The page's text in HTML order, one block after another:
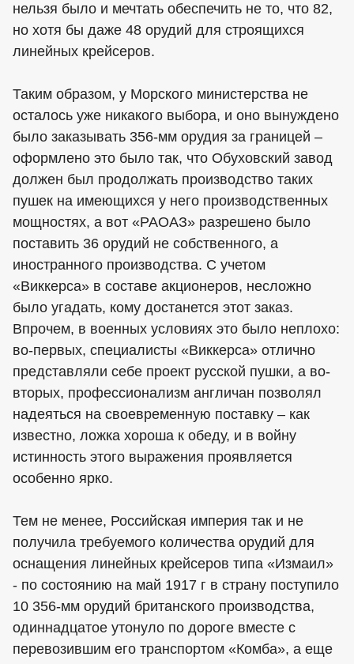
нельзя было и мечтать обеспечить не то, что 82,
но хотя бы даже 48 орудий для строящихся
линейных крейсеров.
Таким образом, у Морского министерства не
осталось уже никакого выбора, и оно вынуждено
было заказывать 356-мм орудия за границей –
оформлено это было так, что Обуховский завод
должен был продолжать производство таких
пушек на имеющихся у него производственных
мощностях, а вот «РАОАЗ» разрешено было
поставить 36 орудий не собственного, а
иностранного производства. С учетом
«Виккерса» в составе акционеров, несложно
было угадать, кому достанется этот заказ.
Впрочем, в военных условиях это было неплохо:
во-первых, специалисты «Виккерса» отлично
представляли себе проект русской пушки, а во-
вторых, профессионализм англичан позволял
надеяться на своевременную поставку – как
известно, ложка хороша к обеду, и в войну
истинность этого выражения проявляется
особенно ярко.
Тем не менее, Российская империя так и не
получила требуемого количества орудий для
оснащения линейных крейсеров типа «Измаил»
- по состоянию на май 1917 г в страну поступило
10 356-мм орудий британского производства,
одиннадцатое утонуло по дороге вместе с
перевозившим его транспортом «Комба», а еще